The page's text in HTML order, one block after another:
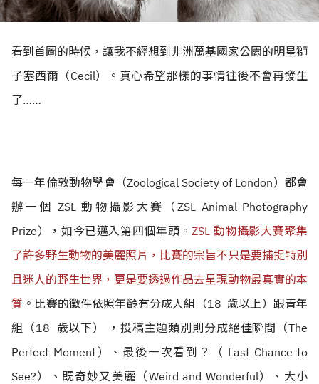
看到首圖的時候，讓我不經想到非洲萬基國家公園的明星獅
子塞西爾（Cecil）。真心希望那樣的事情往後不會再發生
了……
每一年倫敦動物學會（Zoological Society of London）都會
辦一個 ZSL 動物攝影大賽（ZSL Animal Photography
Prize），如今已邁入第四個年頭。 ZSL 動物攝影大賽聚集
了許多野生動物的美麗照片，比賽的宗旨不只是要捕捉特別
且迷人的野生世界，更是要透過作品去呈現動物最真實的本
質 。 比賽的徵件依照年齡有分成人組（18 歲以上）跟青年
組（18 歲以下） ，投稿主題類別則分成絕佳瞬間（The
Perfect Moment）、最後一次看到？（ Last Chance to
See?）、既奇妙又美麗（Weird and Wonderful）、大小